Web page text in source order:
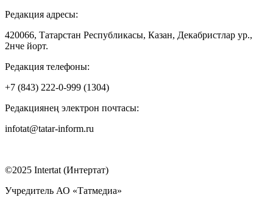
Редакция адресы:
420066, Татарстан Республикасы, Казан, Декабристлар ур.,
2нче йорт.
Редакция телефоны:
+7 (843) 222-0-999 (1304)
Редакциянең электрон почтасы:
infotat@tatar-inform.ru
©2025 Intertat (Интертат)
Учредитель АО «Татмедиа»